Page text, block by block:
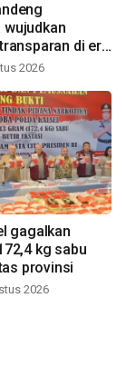
di era
2026
gagalkan
kg sabu
provinsi
2026